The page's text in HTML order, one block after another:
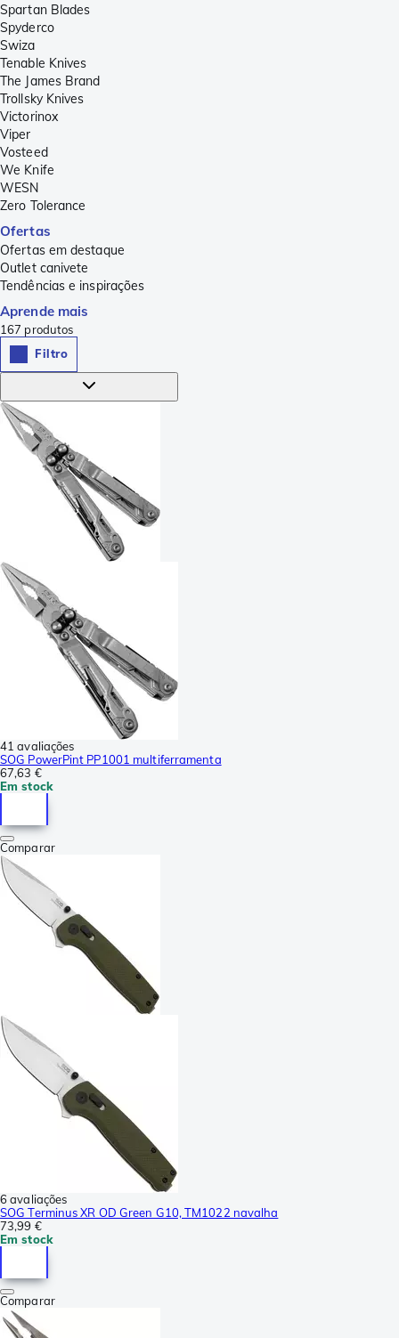
Spartan Blades
Spyderco
Swiza
Tenable Knives
The James Brand
Trollsky Knives
Victorinox
Viper
Vosteed
We Knife
WESN
Zero Tolerance
Ofertas
Ofertas em destaque
Outlet canivete
Tendências e inspirações
Aprende mais
167 produtos
Filtro
41 avaliações
SOG PowerPint PP1001 multiferramenta
67,63 €
Em stock
Comparar
6 avaliações
SOG Terminus XR OD Green G10, TM1022 navalha
73,99 €
Em stock
Comparar